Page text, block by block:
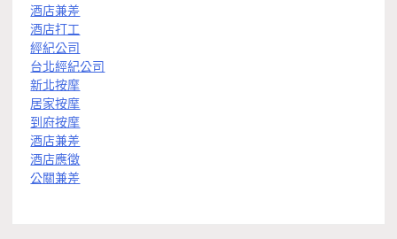
酒店兼差
酒店打工
經紀公司
台北經紀公司
新北按摩
居家按摩
到府按摩
酒店兼差
酒店應徵
公關兼差